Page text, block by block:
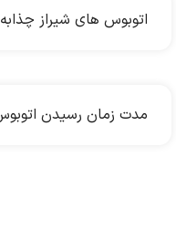
اتوبوس های شیراز
مدت زمان رسیدن